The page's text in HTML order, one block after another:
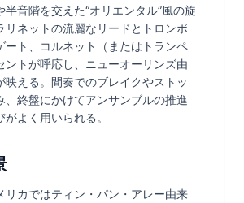
半音階を交えた“オリエンタル”風の旋
リネットの流麗なリードとトロンボ
ート、コルネット（またはトランペ
ントが呼応し、ニューオーリンズ由
映える。間奏でのブレイクやストッ
、終盤にかけてアンサンブルの推進
よく用いられる。
リカではティン・パン・アレー由来